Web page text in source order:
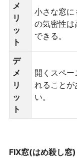
メ
リ
ッ
ト
小さな窓に
の気密性
できる。
デ
メ
リ
ッ
ト
開くスペ
れること
い。
FIX窓(はめ殺し窓)